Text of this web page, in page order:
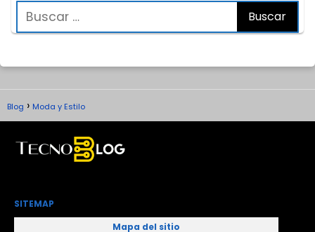
Blog Moda y Estilo
SITEMAP
Mapa del sitio